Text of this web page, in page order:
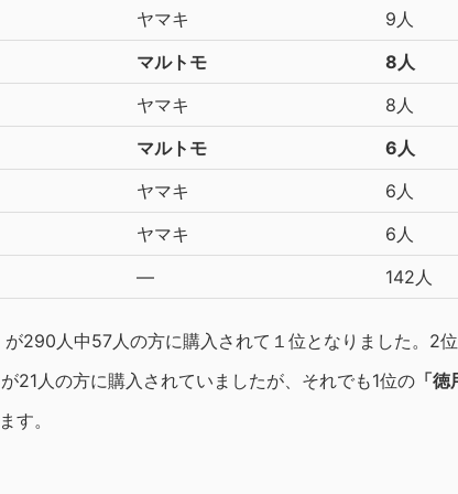
ヤマキ
9人
マルトモ
8人
ヤマキ
8人
マルトモ
6人
ヤマキ
6人
ヤマキ
6人
― 142人
が290人中57人の方に購入されて１位となりました。2
が21人の方に購入されていましたが、それでも1位の 「
す。